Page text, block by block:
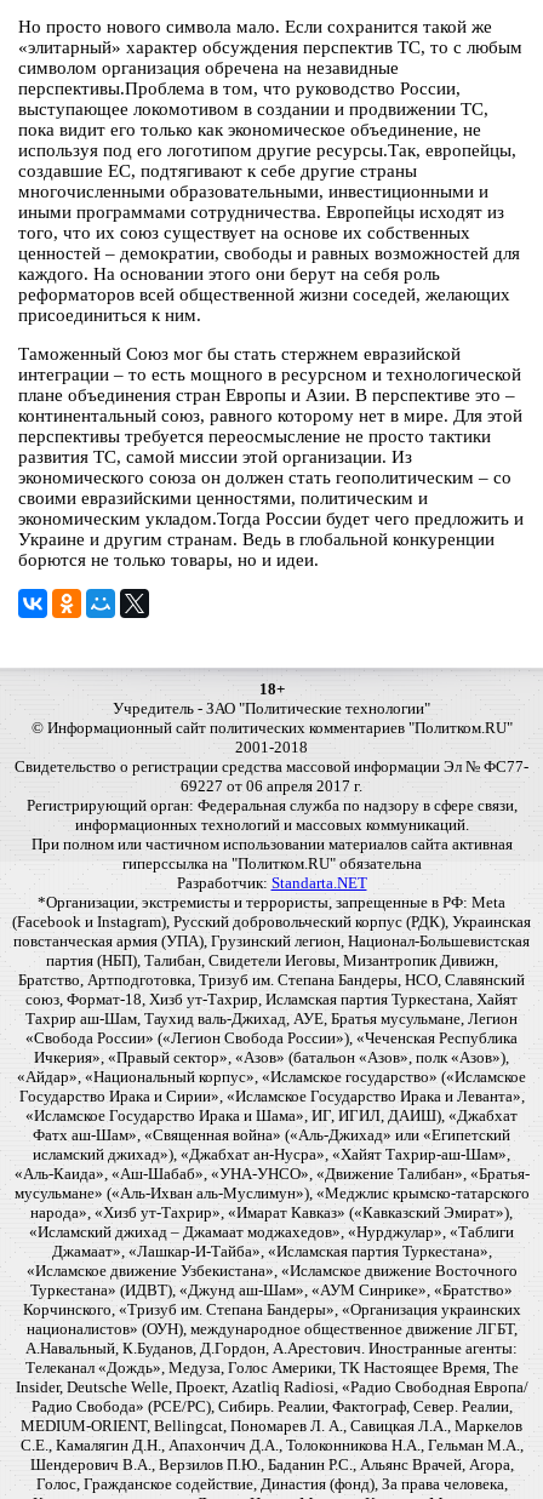
Но просто нового символа мало. Если сохранится такой же
«элитарный» характер обсуждения перспектив ТС, то с любым
символом организация обречена на незавидные
перспективы.Проблема в том, что руководство России,
выступающее локомотивом в создании и продвижении ТС,
пока видит его только как экономическое объединение, не
используя под его логотипом другие ресурсы.Так, европейцы,
создавшие ЕС, подтягивают к себе другие страны
многочисленными образовательными, инвестиционными и
иными программами сотрудничества. Европейцы исходят из
того, что их союз существует на основе их собственных
ценностей – демократии, свободы и равных возможностей для
каждого. На основании этого они берут на себя роль
реформаторов всей общественной жизни соседей, желающих
присоединиться к ним.
Таможенный Союз мог бы стать стержнем евразийской
интеграции – то есть мощного в ресурсном и технологической
плане объединения стран Европы и Азии. В перспективе это –
континентальный союз, равного которому нет в мире. Для этой
перспективы требуется переосмысление не просто тактики
развития ТС, самой миссии этой организации. Из
экономического союза он должен стать геополитическим – со
своими евразийскими ценностями, политическим и
экономическим укладом.Тогда России будет чего предложить и
Украине и другим странам. Ведь в глобальной конкуренции
борются не только товары, но и идеи.
18+
Учредитель - ЗАО "Политические технологии"
© Информационный сайт политических комментариев "Политком.RU"
2001-2018
Свидетельство о регистрации средства массовой информации Эл № ФС77-
69227 от 06 апреля 2017 г.
Регистрирующий орган: Федеральная служба по надзору в сфере связи,
информационных технологий и массовых коммуникаций.
При полном или частичном использовании материалов сайта активная
гиперссылка на "Политком.RU" обязательна
Разработчик: Standarta.NET
*Организации, экстремисты и террористы, запрещенные в РФ: Meta
(Facebook и Instagram), Русский добровольческий корпус (РДК), Украинская
повстанческая армия (УПА), Грузинский легион, Национал-Большевистская
партия (НБП), Талибан, Свидетели Иеговы, Мизантропик Дивижн,
Братство, Артподготовка, Тризуб им. Степана Бандеры, НСО, Славянский
союз, Формат-18, Хизб ут-Тахрир, Исламская партия Туркестана, Хайят
Тахрир аш-Шам, Таухид валь-Джихад, АУЕ, Братья мусульмане, Легион
«Свобода России» («Легион Свобода России»), «Чеченская Республика
Ичкерия», «Правый сектор», «Азов» (батальон «Азов», полк «Азов»),
«Айдар», «Национальный корпус», «Исламское государство» («Исламское
Государство Ирака и Сирии», «Исламское Государство Ирака и Леванта»,
«Исламское Государство Ирака и Шама», ИГ, ИГИЛ, ДАИШ), «Джабхат
Фатх аш-Шам», «Священная война» («Аль-Джихад» или «Египетский
исламский джихад»), «Джабхат ан-Нусра», «Хайят Тахрир-аш-Шам»,
«Аль-Каида», «Аш-Шабаб», «УНА-УНСО», «Движение Талибан», «Братья-
мусульмане» («Аль-Ихван аль-Муслимун»), «Меджлис крымско-татарского
народа», «Хизб ут-Тахрир», «Имарат Кавказ» («Кавказский Эмират»),
«Исламский джихад – Джамаат моджахедов», «Нурджулар», «Таблиги
Джамаат», «Лашкар-И-Тайба», «Исламская партия Туркестана»,
«Исламское движение Узбекистана», «Исламское движение Восточного
Туркестана» (ИДВТ), «Джунд аш-Шам», «АУМ Синрике», «Братство»
Корчинского, «Тризуб им. Степана Бандеры», «Организация украинских
националистов» (ОУН), международное общественное движение ЛГБТ,
А.Навальный, К.Буданов, Д.Гордон, А.Арестович. Иностранные агенты:
Телеканал «Дождь», Медуза, Голос Америки, ТК Настоящее Время, The
Insider, Deutsche Welle, Проект, Azatliq Radiosi, «Радио Свободная Европа/
Радио Свобода» (PCE/PC), Сибирь. Реалии, Фактограф, Север. Реалии,
MEDIUM-ORIENT, Bellingcat, Пономарев Л. А., Савицкая Л.А., Маркелов
С.Е., Камалягин Д.Н., Апахончич Д.А., Толоконникова Н.А., Гельман М.А.,
Шендерович В.А., Верзилов П.Ю., Баданин Р.С., Альянс Врачей, Агора,
Голос, Гражданское содействие, Династия (фонд), За права человека,